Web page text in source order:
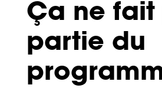
Ça ne fait
partie du